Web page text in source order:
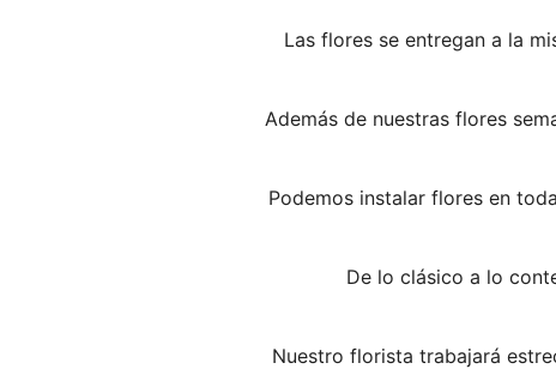
Las flores se entregan a la
Además de nuestras flores
Podemos instalar flores en
De lo clásico a lo
Nuestro florista trabajará